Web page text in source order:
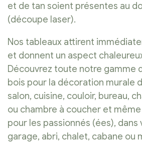
et de tan soient présentes au
(découpe laser).
Nos tableaux attirent
et donnent un aspect
Découvrez toute notre gamme
bois pour la décoration murale
salon, cuisine, couloir, bureau,
ou chambre à coucher et
pour les passionnés (ées), dans
garage, abri, chalet, cabane ou